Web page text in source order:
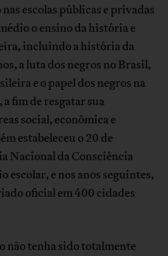
escolas públicas e privadas
o ensino da história e
incluindo a história da
a luta dos negros no Brasil,
e o papel dos negros na
fim de resgatar sua
social, econômica e
estabeleceu o 20 de
Nacional da Consciência
escolar, e nos anos seguintes,
oficial em 400 cidades
não tenha sido totalmente